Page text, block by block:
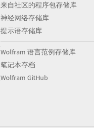
来自社区的程序包存储库
神经网络存储库
提示语存储库
Wolfram 语言范例存储库
笔记本存档
Wolfram GitHub